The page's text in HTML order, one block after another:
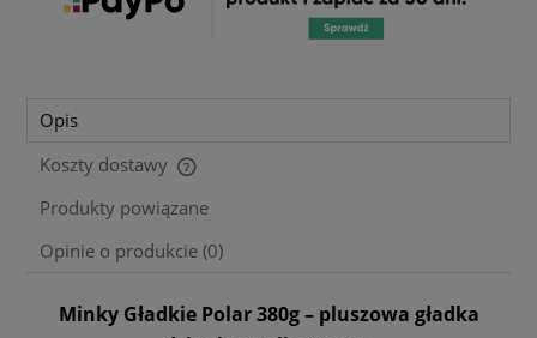
Opis
Koszty dostawy
Cena nie zawiera ewentualnych kosztów płatności
Produkty powiązane
Opinie o produkcie (0)
Minky Gładkie Polar 380g – pluszowa gładka